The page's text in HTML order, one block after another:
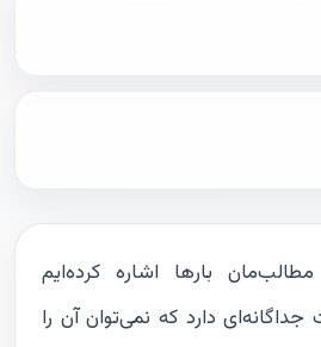
بارها اشاره کرده‌ایم
دارد که نمی‌توان آن را